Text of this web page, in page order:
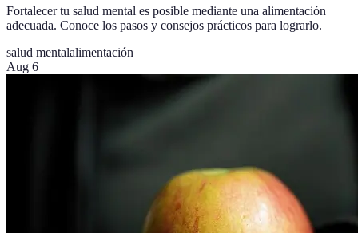
Fortalecer tu salud mental es posible mediante una alimentación
adecuada. Conoce los pasos y consejos prácticos para lograrlo.
salud mentalalimentación
Aug 6